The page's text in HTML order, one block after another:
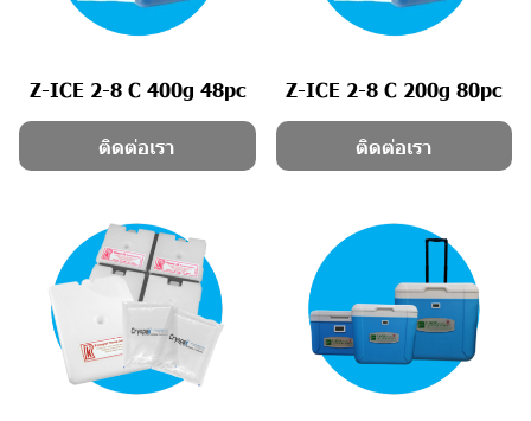
Z-ICE 2-8 C 400g 48pc
ติดต่อเรา
Z-ICE 2-8 C 200g 80pc
ติดต่อเรา